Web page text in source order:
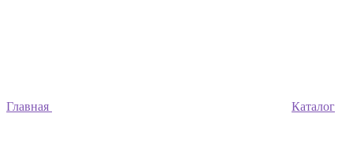
Главная Каталог